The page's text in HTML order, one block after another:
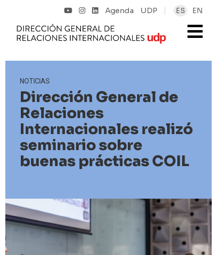
Agenda UDP ES EN
NOTICIAS
Dirección General de
Relaciones
Internacionales realizó
seminario sobre
buenas prácticas COIL